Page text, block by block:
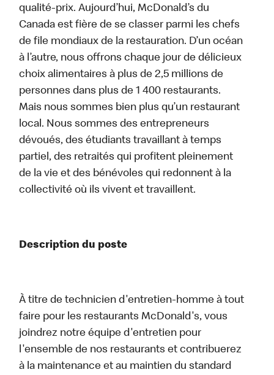
qualité-prix. Aujourd’hui, McDonald’s du
Canada est fière de se classer parmi les chefs
de file mondiaux de la restauration. D’un océan
à l’autre, nous offrons chaque jour de délicieux
choix alimentaires à plus de 2,5 millions de
personnes dans plus de 1 400 restaurants.
Mais nous sommes bien plus qu’un restaurant
local. Nous sommes des entrepreneurs
dévoués, des étudiants travaillant à temps
partiel, des retraités qui profitent pleinement
de la vie et des bénévoles qui redonnent à la
collectivité où ils vivent et travaillent.
Description du poste
À titre de technicien d'entretien-homme à tout
faire pour les restaurants McDonald's, vous
joindrez notre équipe d'entretien pour
l'ensemble de nos restaurants et contribuerez
à la maintenance et au maintien du standard